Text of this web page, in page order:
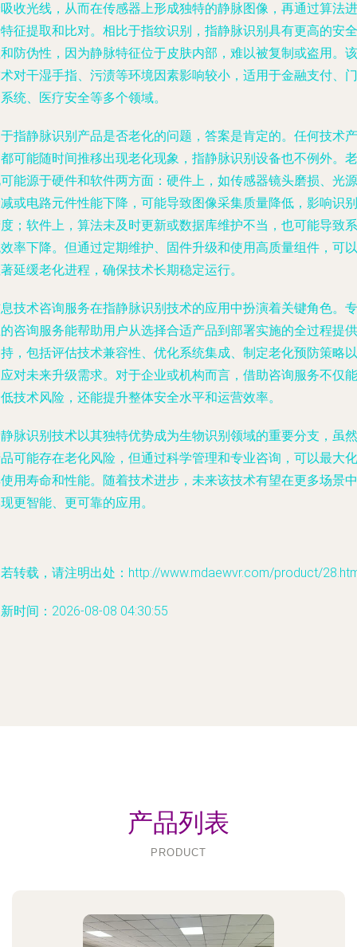
收光线，从而在传感器上形成独特的静脉图像，再通过算法进
征提取和比对。相比于指纹识别，指静脉识别具有更高的安全
防伪性，因为静脉特征位于皮肤内部，难以被复制或盗用。该
对干湿手指、污渍等环境因素影响较小，适用于金融支付、门
统、医疗安全等多个领域。
指静脉识别产品是否老化的问题，答案是肯定的。任何技术产
可能随时间推移出现老化现象，指静脉识别设备也不例外。老
能源于硬件和软件两方面：硬件上，如传感器镜头磨损、光源
或电路元件性能下降，可能导致图像采集质量降低，影响识别
；软件上，算法未及时更新或数据库维护不当，也可能导致系
率下降。但通过定期维护、固件升级和使用高质量组件，可以
延缓老化进程，确保技术长期稳定运行。
技术咨询服务在指静脉识别技术的应用中扮演着关键角色。专
咨询服务能帮助用户从选择合适产品到部署实施的全过程提供
，包括评估技术兼容性、优化系统集成、制定老化预防策略以
对未来升级需求。对于企业或机构而言，借助咨询服务不仅能
技术风险，还能提升整体安全水平和运营效率。
脉识别技术以其独特优势成为生物识别领域的重要分支，虽然
可能存在老化风险，但通过科学管理和专业咨询，可以最大化
用寿命和性能。随着技术进步，未来该技术有望在更多场景中
更智能、更可靠的应用。
转载，请注明出处：http://www.mdaewvr.com/product/
时间：2026-08-08 04:30:55
产品列表
PRODUCT